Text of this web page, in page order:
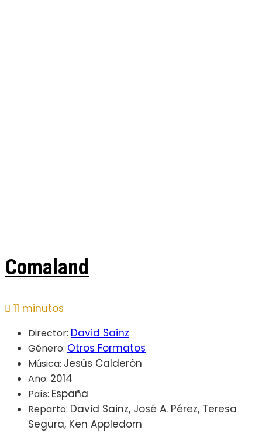
Comaland
11 minutos
Director: David Sainz
Género: Otros Formatos
Música: Jesús Calderón
Año: 2014
País: España
Reparto: David Sainz, José A. Pérez, Teresa
Segura, Ken Appledorn